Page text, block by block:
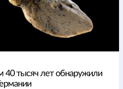
40 тысяч лет обнаружили